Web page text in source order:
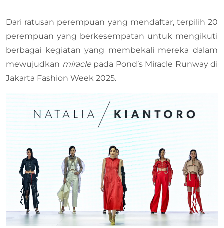
Dari ratusan perempuan yang mendaftar, terpilih 20
perempuan yang berkesempatan untuk mengikuti
berbagai kegiatan yang membekali mereka dalam
mewujudkan miracle pada Pond’s Miracle Runway di
Jakarta Fashion Week 2025.